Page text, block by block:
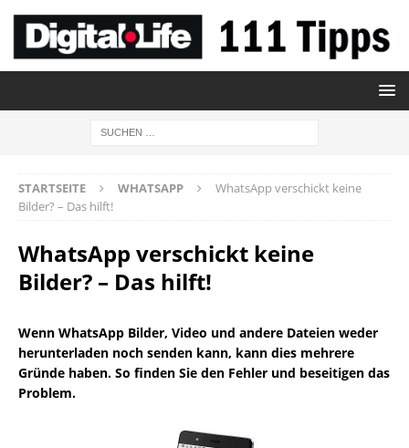
STARTSEITE WHATSAPP
WhatsApp verschickt keine
Bilder? – Das hilft!
WhatsApp verschickt keine
Bilder? – Das hilft!
Wenn WhatsApp Bilder, Video und andere Dateien weder
herunterladen noch senden kann, kann dies mehrere
Gründe haben. So finden Sie den Fehler und beseitigen das
Problem.